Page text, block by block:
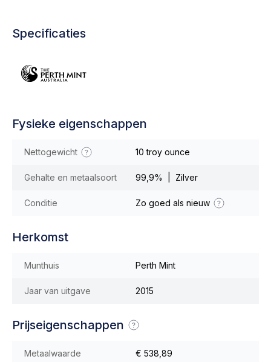
Specificaties
Fysieke eigenschappen
Nettogewicht 10 troy ounce
Gehalte en metaalsoort 99,9% | Zilver
Conditie Zo goed als nieuw
Herkomst
Munthuis Perth Mint
Jaar van uitgave 2015
Prijseigenschappen
Metaalwaarde € 538,89